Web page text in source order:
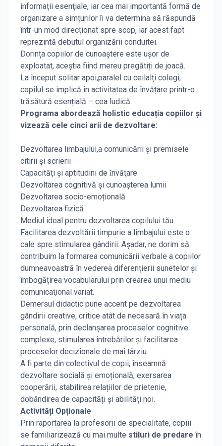
informaţii esenţiale, iar cea mai importantă formă de
organizare a simţurilor îi va determina să răspundă
într-un mod direcţionat spre scop, iar acest fapt
reprezintă debutul organizării conduitei.
Dorința copiilor de cunoaştere este uşor de
exploatat, aceştia fiind mereu pregătiți de joacă.
La început solitar apoi,paralel cu ceilalți colegi,
copilul se implică în activitatea de învățare printr-o
trăsătură esențială – cea ludică.
Programa abordează holistic educația copiilor şi
vizează cele cinci arii de dezvoltare:
Dezvoltarea limbajului,a comunicării şi premisele
citirii și scrierii
Capacităţi şi aptitudini de ȋnvăţare
Dezvoltarea cognitivă şi cunoaşterea lumii
Dezvoltarea socio-emoțională
Dezvoltarea fizică
Mediul ideal pentru dezvoltarea copilului tău.
Facilitarea dezvoltării timpurie a limbajului este o
cale spre stimularea gândirii. Aşadar, ne dorim să
contribuim la formarea comunicării verbale a copiilor
dumneavoastră în vederea diferenţierii sunetelor şi
îmbogăţirea vocabularului prin crearea unui mediu
comunicaţional variat.
Demersul didactic pune accent pe dezvoltarea
gândirii creative, critice atât de necesară în viața
personală, prin declanşarea proceselor cognitive
complexe, stimularea întrebărilor şi facilitarea
proceselor decizionale de mai târziu.
A fi parte din colectivul de copii, înseamnă
dezvoltare socială şi emoțională, exersarea
cooperării, stabilirea relațiilor de prietenie,
dobândirea de capacități şi abilități noi.
Activități Opționale
Prin raportarea la profesorii de specialitate, copiii
se familiarizează cu mai multe stiluri de predare în